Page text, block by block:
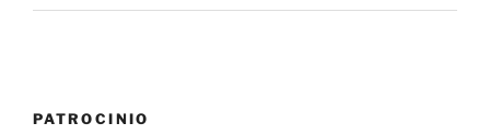
PATROCINIO